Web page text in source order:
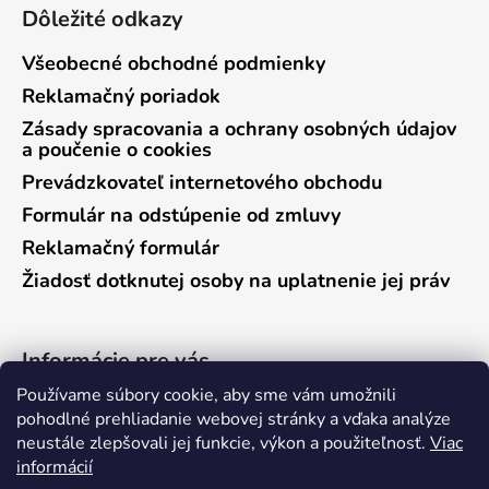
Používame súbory cookie, aby sme vám umožnili
pohodlné prehliadanie webovej stránky a vďaka analýze
neustále zlepšovali jej funkcie, výkon a použiteľnosť. Viac
informácií
Dôležité odkazy
Všeobecné obchodné podmienky
Reklamačný poriadok
Zásady spracovania a ochrany osobných údajov
a poučenie o cookies
Prevádzkovateľ internetového obchodu
Formulár na odstúpenie od zmluvy
Reklamačný formulár
Žiadosť dotknutej osoby na uplatnenie jej práv
Informácie pre vás
Predajňa Vráble
Predajňa Pieštany
Ako nakupovať